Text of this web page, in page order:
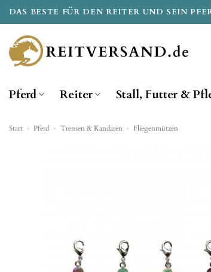
Zum
Inhalt
springen
DAS BESTE FÜR DEN REITER UND SEIN
Pferd Reiter Stall, Futter &
Start » Pferd » Trensen & Kandaren » Fliegenmützen